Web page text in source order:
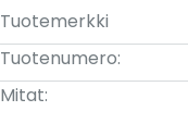
Tuotemerkki
Tuotenumero:
Mitat: